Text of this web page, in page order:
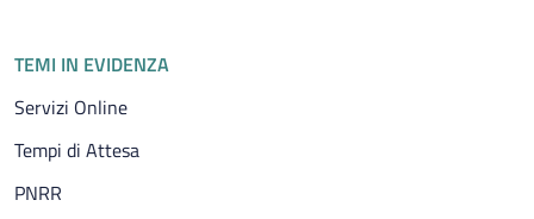
TEMI IN EVIDENZA
Servizi Online
Tempi di Attesa
PNRR